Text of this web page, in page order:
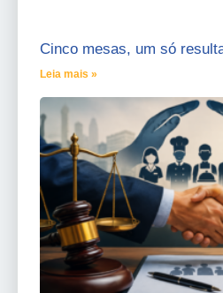
Cinco mesas, um só
Leia mais »